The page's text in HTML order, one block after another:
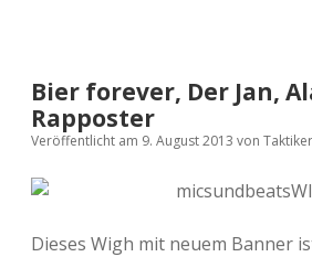
Bier forever, Der Jan,
Rapposter
Veröffentlicht am 9. August 2013 von Taktiker
Dieses Wigh mit neuem Banner